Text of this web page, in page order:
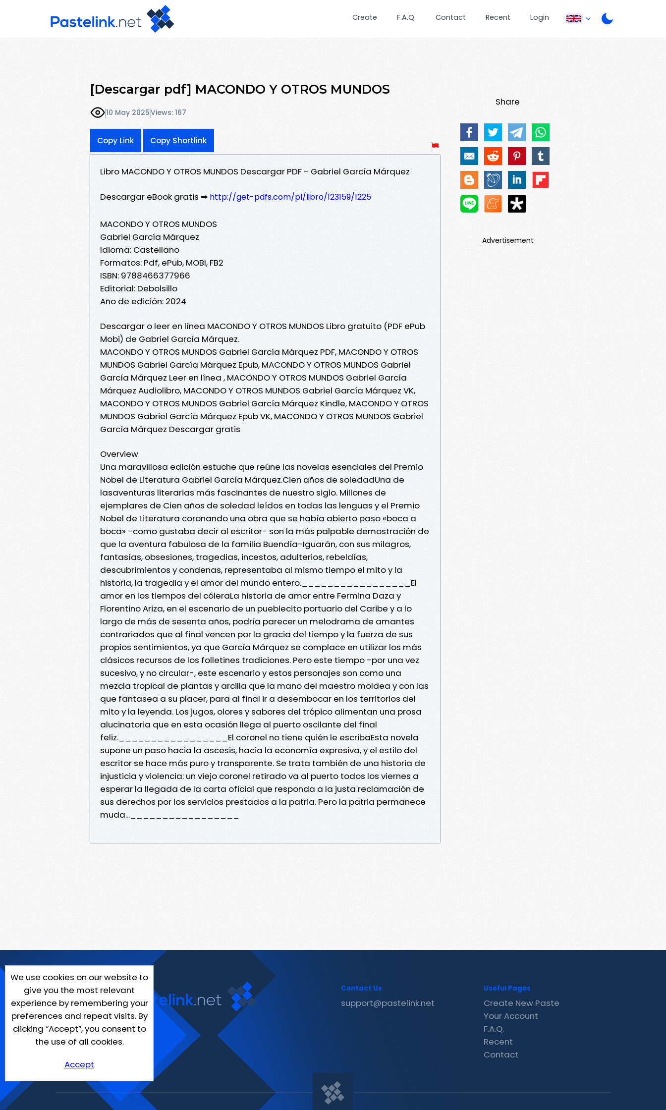
Create F.A.Q. Contact Recent Login
[Descargar pdf] MACONDO Y OTROS MUNDOS
10 May 2025Views: 167
Copy Link Copy Shortlink
Libro MACONDO Y OTROS MUNDOS Descargar PDF - Gabriel García Márquez
Descargar eBook gratis ➡ http://get-pdfs.com/pl/libro/123159/1225
MACONDO Y OTROS MUNDOS
Gabriel García Márquez
Idioma: Castellano
Formatos: Pdf, ePub, MOBI, FB2
ISBN: 9788466377966
Editorial: Debolsillo
Año de edición: 2024
Descargar o leer en línea MACONDO Y OTROS MUNDOS Libro gratuito (PDF ePub
Mobi) de Gabriel García Márquez.
MACONDO Y OTROS MUNDOS Gabriel García Márquez PDF, MACONDO Y OTROS
MUNDOS Gabriel García Márquez Epub, MACONDO Y OTROS MUNDOS Gabriel
García Márquez Leer en línea , MACONDO Y OTROS MUNDOS Gabriel García
Márquez Audiolibro, MACONDO Y OTROS MUNDOS Gabriel García Márquez VK,
MACONDO Y OTROS MUNDOS Gabriel García Márquez Kindle, MACONDO Y OTROS
MUNDOS Gabriel García Márquez Epub VK, MACONDO Y OTROS MUNDOS Gabriel
García Márquez Descargar gratis
Overview
Una maravillosa edición estuche que reúne las novelas esenciales del Premio
Nobel de Literatura Gabriel García Márquez.Cien años de soledadUna de
lasaventuras literarias más fascinantes de nuestro siglo. Millones de
ejemplares de Cien años de soledad leídos en todas las lenguas y el Premio
Nobel de Literatura coronando una obra que se había abierto paso «boca a
boca» -como gustaba decir al escritor- son la más palpable demostración de
que la aventura fabulosa de la familia Buendía-Iguarán, con sus milagros,
fantasías, obsesiones, tragedias, incestos, adulterios, rebeldías,
descubrimientos y condenas, representaba al mismo tiempo el mito y la
historia, la tragedia y el amor del mundo entero._________________El
amor en los tiempos del cóleraLa historia de amor entre Fermina Daza y
Florentino Ariza, en el escenario de un pueblecito portuario del Caribe y a lo
largo de más de sesenta años, podría parecer un melodrama de amantes
contrariados que al final vencen por la gracia del tiempo y la fuerza de sus
propios sentimientos, ya que García Márquez se complace en utilizar los más
clásicos recursos de los folletines tradiciones. Pero este tiempo -por una vez
sucesivo, y no circular-, este escenario y estos personajes son como una
mezcla tropical de plantas y arcilla que la mano del maestro moldea y con las
que fantasea a su placer, para al final ir a desembocar en los territorios del
mito y la leyenda. Los jugos, olores y sabores del trópico alimentan una prosa
alucinatoria que en esta ocasión llega al puerto oscilante del final
feliz._________________El coronel no tiene quién le escribaEsta novela
supone un paso hacia la ascesis, hacia la economía expresiva, y el estilo del
escritor se hace más puro y transparente. Se trata también de una historia de
injusticia y violencia: un viejo coronel retirado va al puerto todos los viernes a
esperar la llegada de la carta oficial que responda a la justa reclamación de
sus derechos por los servicios prestados a la patria. Pero la patria permanece
muda..._________________
Share
Advertisement
We use cookies on our website to
give you the most relevant
experience by remembering your
preferences and repeat visits. By
clicking “Accept”, you consent to
the use of all cookies.
Accept
Contact Us
support@pastelink.net
Useful Pages
Create New Paste
Your Account
F.A.Q.
Recent
Contact